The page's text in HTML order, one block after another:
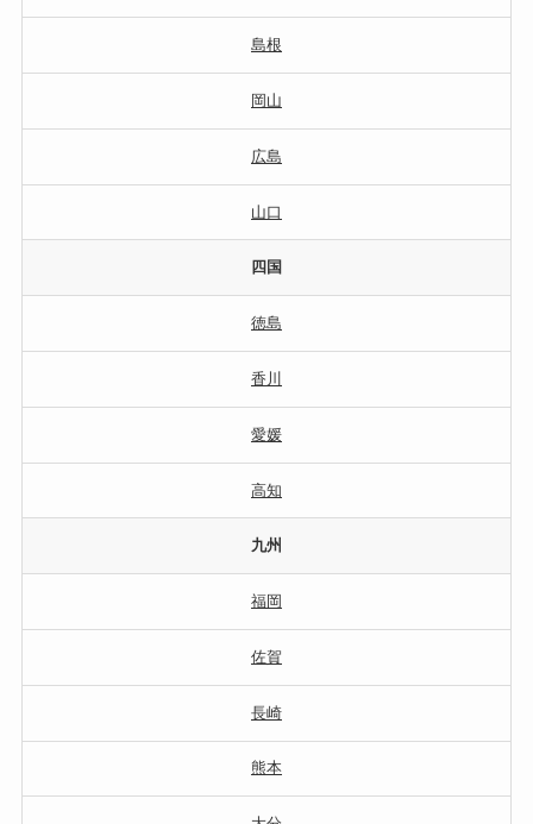
島根
岡山
広島
山口
四国
徳島
香川
愛媛
高知
九州
福岡
佐賀
長崎
熊本